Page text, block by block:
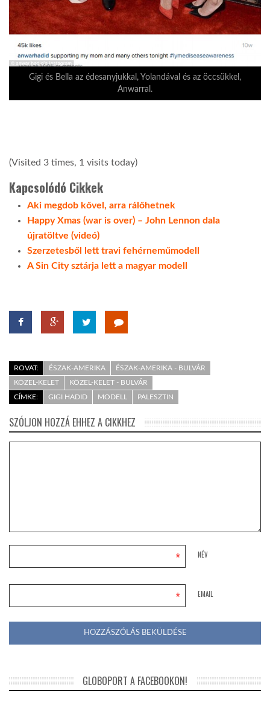
Gigi és Bella az édesanyjukkal, Yolandával és az öccsükkel,
Anwarral.
(Visited 3 times, 1 visits today)
Kapcsolódó Cikkek
Aki megdob kővel, arra rálőhetnek
Happy Xmas (war is over) – John Lennon dala
újratöltve (videó)
Szerzetesből lett travi fehérneműmodell
A Sin City sztárja lett a magyar modell
ROVAT: ÉSZAK-AMERIKA
ÉSZAK-AMERIKA - BULVÁR
KÖZEL-KELET
KÖZEL-KELET - BULVÁR
CÍMKE:
GIGI HADID MODELL PALESZTIN
SZÓLJON HOZZÁ EHHEZ A CIKKHEZ
NÉV
*
EMAIL
*
GLOBOPORT A FACEBOOKON!